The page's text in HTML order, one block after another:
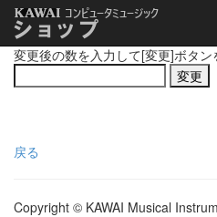
変更後の数を入力して[変更]ボタン
戻る
Copyright © KAWAI Musical